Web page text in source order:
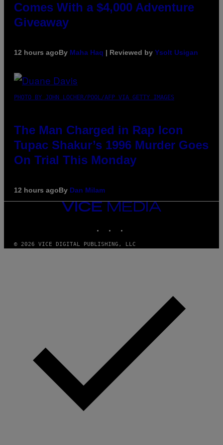
Comes With a $4,000 Adventure
Giveaway
12 hours agoBy Maha Haq | Reviewed by Ysolt Usigan
PHOTO BY JOHN LOCHER/POOL/AFP VIA GETTY IMAGES
The Man Charged in Rap Icon
Tupac Shakur’s 1996 Murder Goes
On Trial This Monday
12 hours agoBy Dan Milam
VICE
© 2026 VICE DIGITAL PUBLISHING, LLC